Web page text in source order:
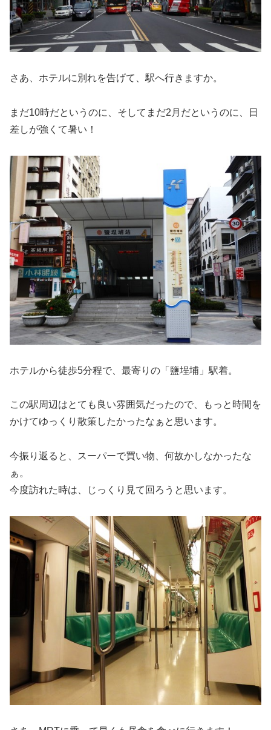
さあ、ホテルに別れを告げて、駅へ行きますか。
まだ10時だというのに、そしてまだ2月だというのに、日
差しが強くて暑い！
ホテルから徒歩5分程で、最寄りの「鹽埕埔」駅着。
この駅周辺はとても良い雰囲気だったので、もっと時間を
かけてゆっくり散策したかったなぁと思います。
今振り返ると、スーパーで買い物、何故かしなかったな
ぁ。
今度訪れた時は、じっくり見て回ろうと思います。